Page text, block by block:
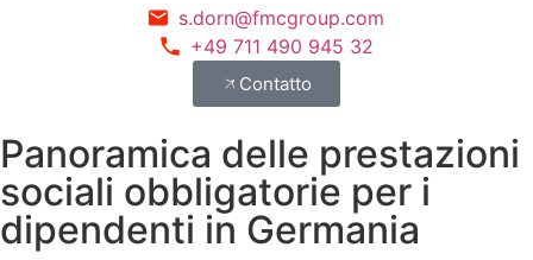
s.dorn@fmcgroup.com
+49 711 490 945 32
Contatto
Panoramica delle prestazioni
sociali obbligatorie per i
dipendenti in Germania